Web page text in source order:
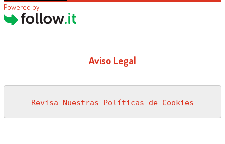
Powered by
Aviso Legal
Revisa Nuestras Políticas de Cookies